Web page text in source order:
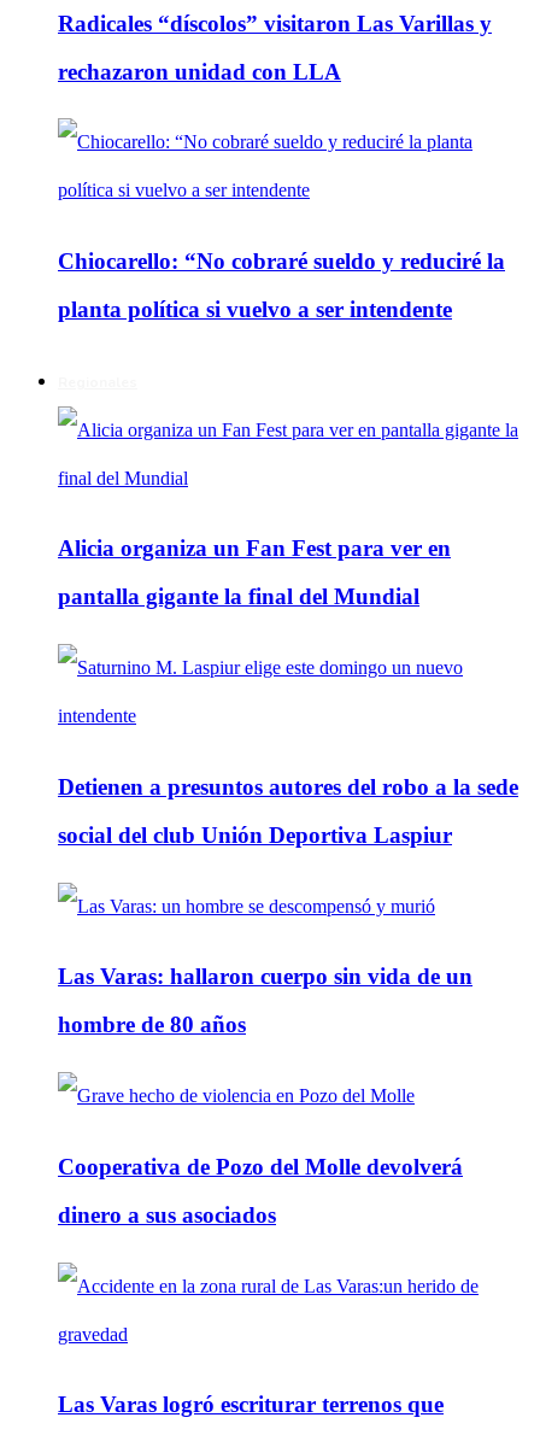
Radicales “díscolos” visitaron Las Varillas y
rechazaron unidad con LLA
Chiocarello: “No cobraré sueldo y reduciré la
planta política si vuelvo a ser intendente
Alicia organiza un Fan Fest para ver en
pantalla gigante la final del Mundial
Detienen a presuntos autores del robo a la sede
social del club Unión Deportiva Laspiur
Las Varas: hallaron cuerpo sin vida de un
hombre de 80 años
Cooperativa de Pozo del Molle devolverá
dinero a sus asociados
Las Varas logró escriturar terrenos que